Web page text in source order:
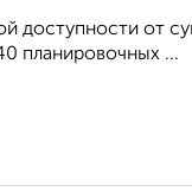
доступности от
планировочных ...